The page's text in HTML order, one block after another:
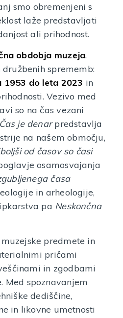
smo obremenjeni s
laže predstavljati
ali prihodnost.
obdobja muzeja,
sprememb:
1953 do leta 2023 in
Vezivo med
so na čas vezani
Čas je denarpredstavlja
na našem območju,
od časov so časi
osamosvajanja
časa
in arheologije,
pa Neskončna
predmete in
pričami
in zgodbami
Med spoznavanjem
dediščine,
in likovne umetnosti